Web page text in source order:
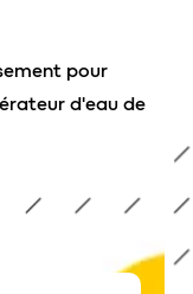
pour
d'eau de